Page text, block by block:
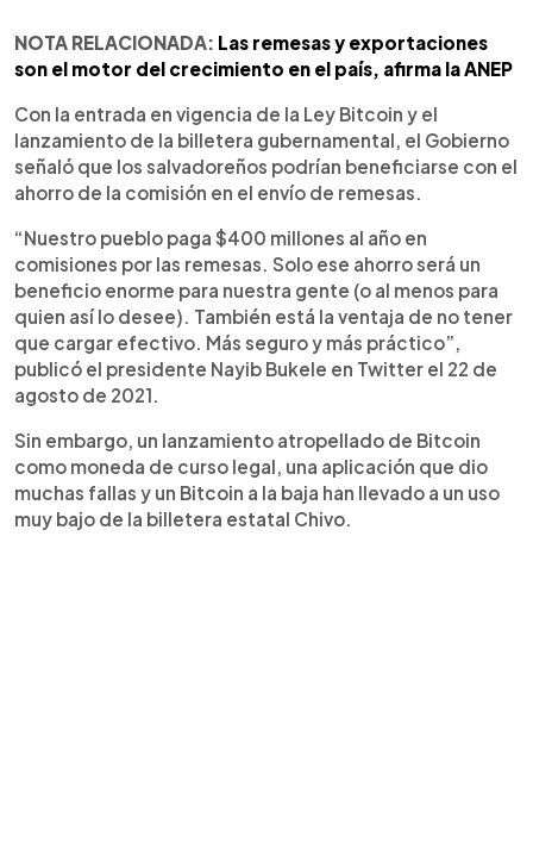
NOTA RELACIONADA: Las remesas y exportaciones
son el motor del crecimiento en el país, afirma la ANEP
Con la entrada en vigencia de la Ley Bitcoin y el
lanzamiento de la billetera gubernamental, el Gobierno
señaló que los salvadoreños podrían beneficiarse con el
ahorro de la comisión en el envío de remesas.
“Nuestro pueblo paga $400 millones al año en
comisiones por las remesas. Solo ese ahorro será un
beneficio enorme para nuestra gente (o al menos para
quien así lo desee). También está la ventaja de no tener
que cargar efectivo. Más seguro y más práctico”,
publicó el presidente Nayib Bukele en Twitter el 22 de
agosto de 2021.
Sin embargo, un lanzamiento atropellado de Bitcoin
como moneda de curso legal, una aplicación que dio
muchas fallas y un Bitcoin a la baja han llevado a un uso
muy bajo de la billetera estatal Chivo.